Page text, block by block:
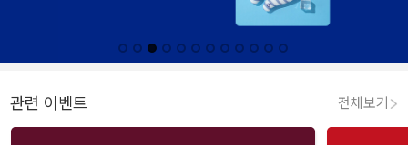
관련 이벤트 전체보기